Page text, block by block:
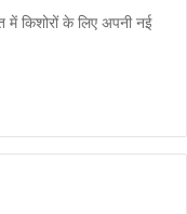
में किशोरों के लिए अपनी नई